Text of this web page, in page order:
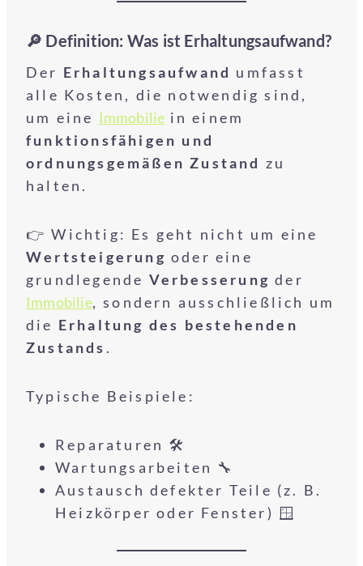
🔎 Definition: Was ist Erhaltungsaufwand?
Der Erhaltungsaufwand umfasst
alle Kosten, die notwendig sind,
um eine Immobilie in einem
funktionsfähigen und
ordnungsgemäßen Zustand zu
halten.
👉 Wichtig: Es geht nicht um eine
Wertsteigerung oder eine
grundlegende Verbesserung der
Immobilie, sondern ausschließlich um
die Erhaltung des bestehenden
Zustands .
Typische Beispiele:
Reparaturen 🛠️
Wartungsarbeiten 🔧
Austausch defekter Teile (z. B.
Heizkörper oder Fenster) 🪟